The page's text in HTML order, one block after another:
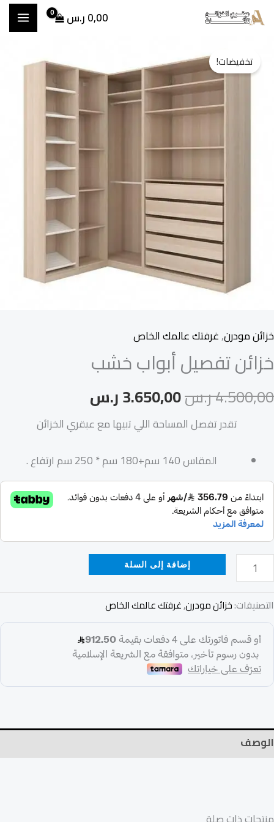
تخطي
إلى
0,00ر.س
تخفيضات!
خزائن مودرن,غرفتك عالمك الخاص
خزائن تفصيل أبواب خشب
4.500,00ر.س
الأصلي
هو:
3.650,00ر.س
الحالي
هو:
3.650,00 ر.س.
تقدر تفصل المساحة اللي تبيها مع عبقري الخزائن
المقاس 140 سم+180 سم * 250 سم ارتفاع .
خزائن
إضافة إلى السلة
التصنيفات:خزائن مودرن,غرفتك عالمك الخاص
الوصف